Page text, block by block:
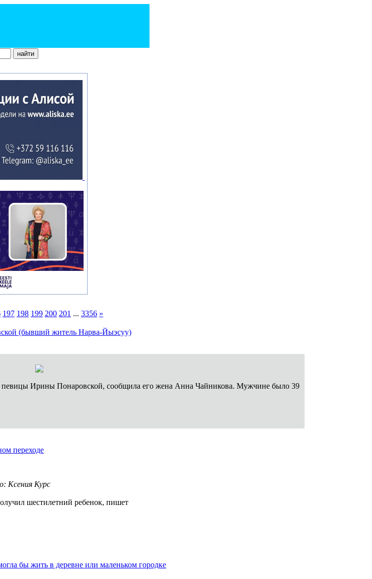
197 198 199 200 201 ... 3356 »
(бывший житель Нарва-Йыэсуу)
Ирины Понаровской, сообщила его жена Анна Чайникова. Мужчине было 39
переходе
Ксения Курс
шестилетний ребенок, пишет
бы жить в деревне или маленьком городке